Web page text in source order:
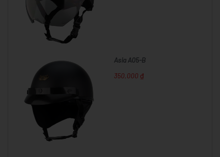
Asia A05-B
350,000 ₫